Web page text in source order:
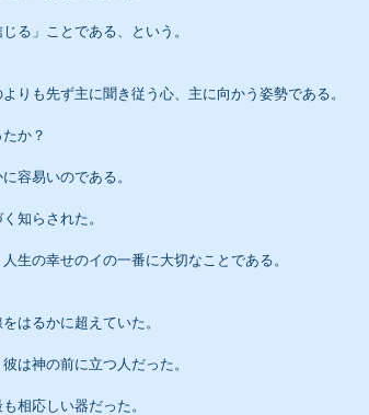
る」ことである、という。
りも先ず主に聞き従う心、主に向かう姿勢である。
か？
容易いのである。
知らされた。
生の幸せのイの一番に大切なことである。
はるかに超えていた。
は神の前に立つ人だった。
相応しい器だった。